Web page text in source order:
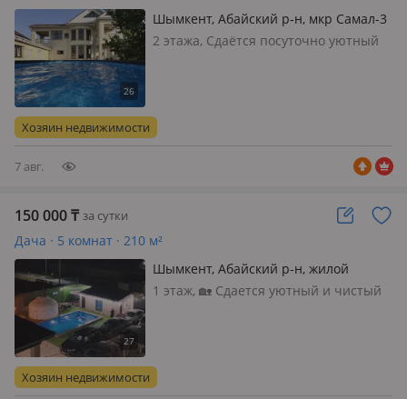
Шымкент, Абайский р-н, мкр Самал-3
3183
2 этажа, Сдаётся посуточно уютный
Использованы турецкие и
итальянские материалы. Подходит
Хозяин недвижимости
7 авг.
150 000₸ за сутки
Дача · 5 комнат · 210 м²
Шымкент, Абайский р-н, жилой
массив Кайнар Булак, Казгурт 72
1 этаж, 🏡 Сдается уютный и чистый
✨ В вашем распоряжении: • 3
просторные спальные комнаты •
Хозяин недвижимости